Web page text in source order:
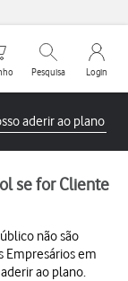
de compras
Pesquisar
Pesquisa
My
Login
aderir ao plano
se for Cliente
não são
Empresários em
ao plano.